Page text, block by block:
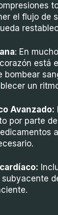
el flujo de
: En
está
bombear
un
Avanzado:
por parte